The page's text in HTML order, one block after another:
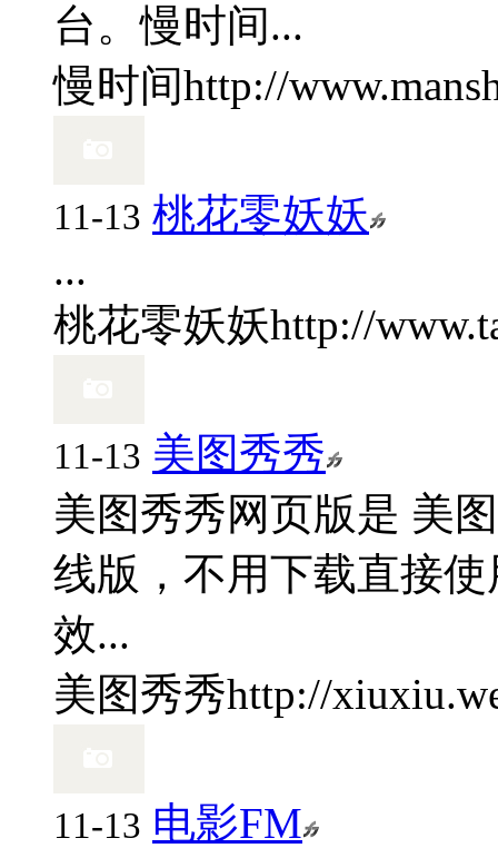
台。慢时间...
慢时间http://
11-13 桃花零妖妖
...
桃花零妖妖http://
11-13 美图秀秀
美图秀秀网页版是 美
线版，不用下载直接
效...
美图秀秀http://
11-13 电影FM